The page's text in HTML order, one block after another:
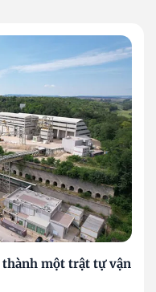
thành một trật tự vận